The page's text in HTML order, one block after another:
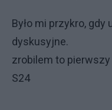
Było mi przykro, gdy
dyskusyjne.
zrobilem to
S24